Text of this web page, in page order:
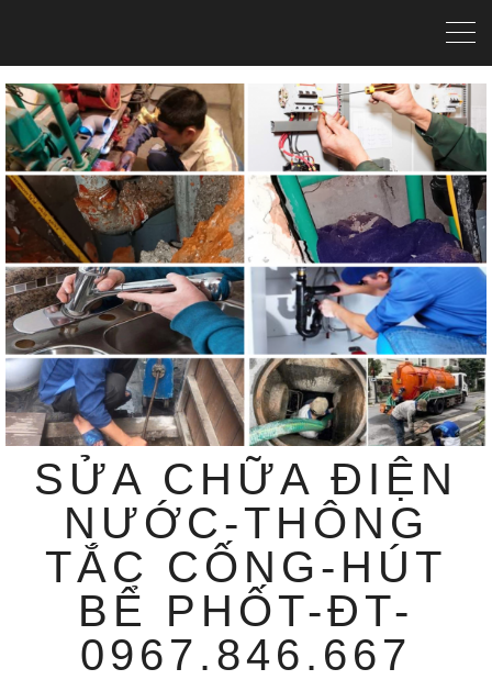
SỬA CHỮA ĐIỆN
NƯỚC-THÔNG
TẮC CỐNG-HÚT
BỂ PHỐT-ĐT-
0967.846.667